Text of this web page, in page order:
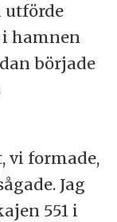
utförde
hamnen
började
vi formade,
Jag
551 i